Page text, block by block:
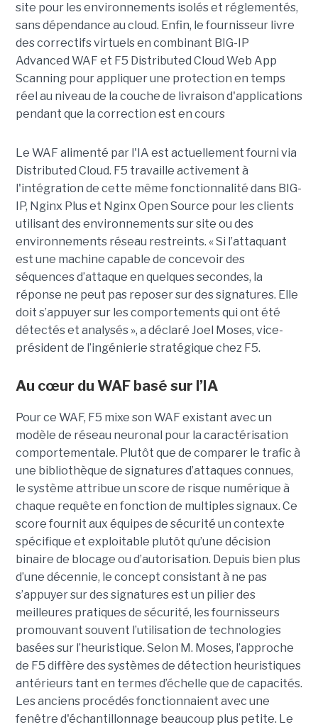
site pour les environnements isolés et réglementés,
sans dépendance au cloud. Enfin, le fournisseur livre
des correctifs virtuels en combinant BIG-IP
Advanced WAF et F5 Distributed Cloud Web App
Scanning pour appliquer une protection en temps
réel au niveau de la couche de livraison d'applications
pendant que la correction est en cours
Le WAF alimenté par l'IA est actuellement fourni via
Distributed Cloud. F5 travaille activement à
l'intégration de cette même fonctionnalité dans BIG-
IP, Nginx Plus et Nginx Open Source pour les clients
utilisant des environnements sur site ou des
environnements réseau restreints. « Si l’attaquant
est une machine capable de concevoir des
séquences d’attaque en quelques secondes, la
réponse ne peut pas reposer sur des signatures. Elle
doit s’appuyer sur les comportements qui ont été
détectés et analysés », a déclaré Joel Moses, vice-
président de l’ingénierie stratégique chez F5.
Au cœur du WAF basé sur l’IA
Pour ce WAF, F5 mixe son WAF existant avec un
modèle de réseau neuronal pour la caractérisation
comportementale. Plutôt que de comparer le trafic à
une bibliothèque de signatures d’attaques connues,
le système attribue un score de risque numérique à
chaque requête en fonction de multiples signaux. Ce
score fournit aux équipes de sécurité un contexte
spécifique et exploitable plutôt qu’une décision
binaire de blocage ou d’autorisation. Depuis bien plus
d’une décennie, le concept consistant à ne pas
s’appuyer sur des signatures est un pilier des
meilleures pratiques de sécurité, les fournisseurs
promouvant souvent l’utilisation de technologies
basées sur l’heuristique. Selon M. Moses, l’approche
de F5 diffère des systèmes de détection heuristiques
antérieurs tant en termes d’échelle que de capacités.
Les anciens procédés fonctionnaient avec une
fenêtre d'échantillonnage beaucoup plus petite. Le